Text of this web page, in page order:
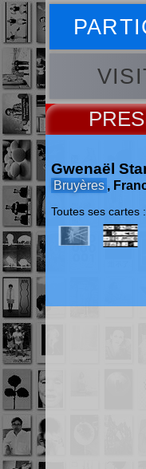
Gwenaël
Bruyères ,
Toutes ses cartes :